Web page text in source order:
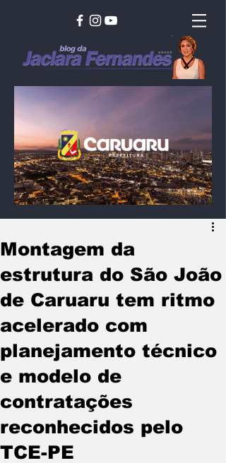
Montagem da
estrutura do São João
de Caruaru tem ritmo
acelerado com
planejamento técnico
e modelo de
contratações
reconhecidos pelo
TCE-PE